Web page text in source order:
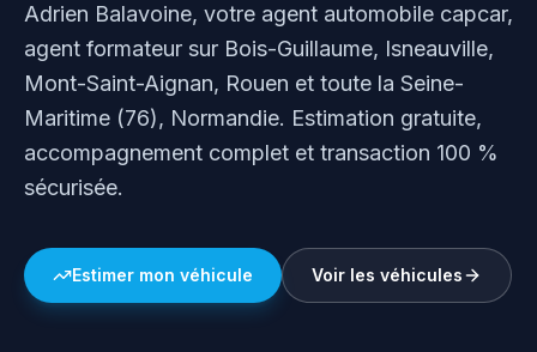
Adrien Balavoine, votre agent automobile capcar,
agent formateur sur Bois-Guillaume, Isneauville,
Mont-Saint-Aignan, Rouen et toute la Seine-
Maritime (76), Normandie. Estimation gratuite,
accompagnement complet et transaction 100 %
sécurisée.
Estimer mon véhicule Voir les véhicules